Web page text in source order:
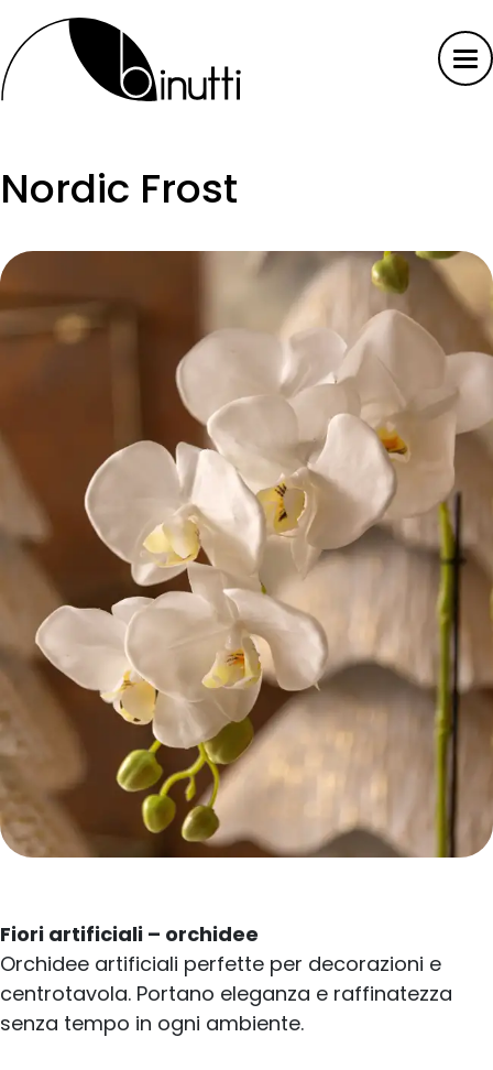
Nordic Frost
Fiori artificiali – orchidee
Orchidee artificiali perfette per decorazioni e
centrotavola. Portano eleganza e raffinatezza
senza tempo in ogni ambiente.